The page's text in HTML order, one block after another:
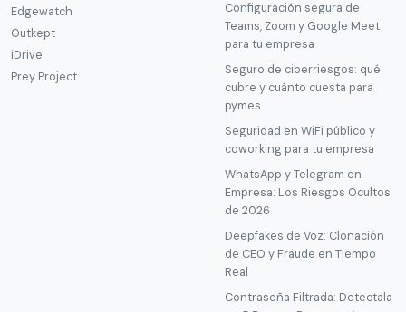
Edgewatch
Outkept
iDrive
Prey Project
Configuración segura de
Teams, Zoom y Google Meet
para tu empresa
Seguro de ciberriesgos: qué
cubre y cuánto cuesta para
pymes
Seguridad en WiFi público y
coworking para tu empresa
WhatsApp y Telegram en
Empresa: Los Riesgos Ocultos
de 2026
Deepfakes de Voz: Clonación
de CEO y Fraude en Tiempo
Real
Contraseña Filtrada: Detectala